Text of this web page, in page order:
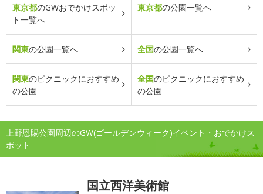
東京都のGWおでかけスポッ
ト一覧へ
東京都の公園一覧へ
関東の公園一覧へ 全国の公園一覧へ
関東のピクニックにおすすめ
の公園
全国のピクニックにおすすめ
の公園
上野恩賜公園周辺のGW(ゴールデンウィーク)イベント・おでかけス
ポット
国立西洋美術館